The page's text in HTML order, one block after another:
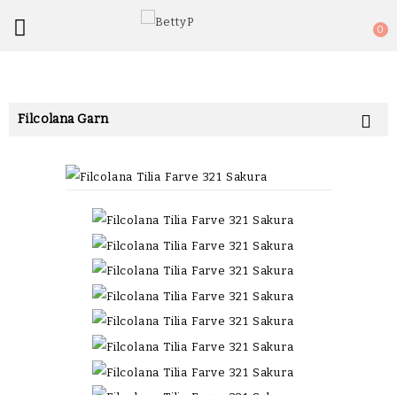
 0
Filcolana Garn 